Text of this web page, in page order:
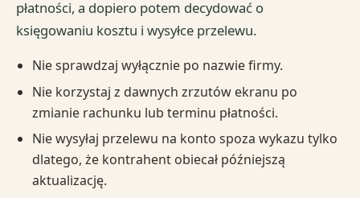
płatności, a dopiero potem decydować o
księgowaniu kosztu i wysyłce przelewu.
Nie sprawdzaj wyłącznie po nazwie firmy.
Nie korzystaj z dawnych zrzutów ekranu po
zmianie rachunku lub terminu płatności.
Nie wysyłaj przelewu na konto spoza wykazu tylko
dlatego, że kontrahent obiecał późniejszą
aktualizację.